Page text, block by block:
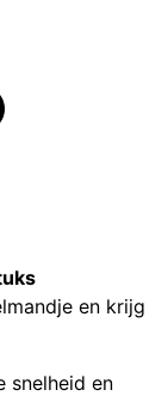
en krijg
snelheid en